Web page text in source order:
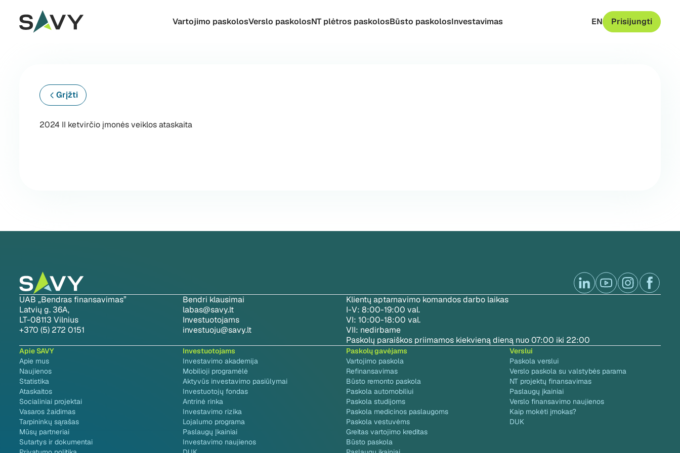
Vartojimo paskolosVerslo paskolosNT plėtros paskolosBūsto paskolosInvestavimas EN Prisijungti
Grįžti
2024 II ketvirčio įmonės veiklos ataskaita
UAB „Bendras finansavimas”
Latvių g. 36A,
LT-08113 Vilnius
+370 (5) 272 0151
Bendri klausimai
labas@savy.lt
Investuotojams
investuoju@savy.lt
Klientų aptarnavimo komandos darbo laikas
I-V: 8:00-19:00 val.
VI: 10:00-18:00 val.
VII: nedirbame
Paskolų paraiškos priimamos kiekvieną dieną nuo 07:00 iki 22:00
Apie SAVY
Apie mus
Naujienos
Statistika
Ataskaitos
Socialiniai projektai
Vasaros žaidimas
Tarpininkų sąrašas
Mūsų partneriai
Sutartys ir dokumentai
Investuotojams
Investavimo akademija
Mobilioji programėlė
Aktyvūs investavimo pasiūlymai
Investuotojų fondas
Antrinė rinka
Investavimo rizika
Lojalumo programa
Paslaugų Įkainiai
Investavimo naujienos
Paskolų gavėjams
Vartojimo paskola
Refinansavimas
Būsto remonto paskola
Paskola automobiliui
Paskola studijoms
Paskola medicinos paslaugoms
Paskola vestuvėms
Greitas vartojimo kreditas
Būsto paskola
Verslui
Paskola verslui
Verslo paskola su valstybės parama
NT projektų finansavimas
Paslaugų įkainiai
Verslo finansavimo naujienos
Kaip mokėti įmokas?
DUK